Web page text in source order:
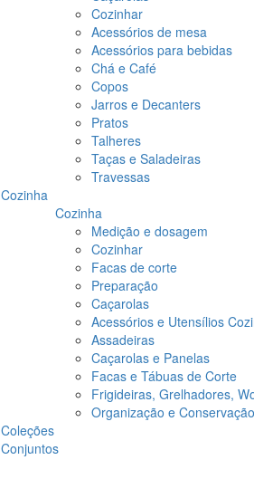
Cozinhar
Acessórios de mesa
Acessórios para bebidas
Chá e Café
Copos
Jarros e Decanters
Pratos
Talheres
Taças e Saladeiras
Travessas
Cozinha
Cozinha
Medição e dosagem
Cozinhar
Facas de corte
Preparação
Caçarolas
Acessórios e Utensílios
Assadeiras
Caçarolas e Panelas
Facas e Tábuas de Corte
Frigideiras, Grelhadores,
Organização e Conservação
Coleções
Conjuntos